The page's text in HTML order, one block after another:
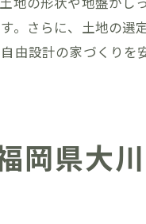
。さらに、土地の選
由設計の家づくりを
岡県大